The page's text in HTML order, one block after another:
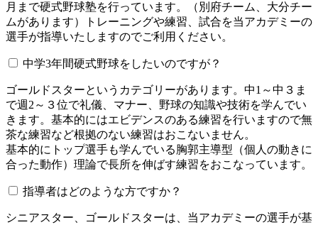
月まで硬式野球塾を行っています。（別府チーム、大分チー
ムがあります）トレーニングや練習、試合を当アカデミーの
選手が指導いたしますのでご利用ください。
中学3年間硬式野球をしたいのですが？
ゴールドスターというカテゴリーがあります。中1～中３ま
で週2～３位で礼儀、マナー、野球の知識や技術を学んでい
きます。基本的にはエビデンスのある練習を行いますので無
茶な練習など根拠のない練習はおこないません。
基本的にトップ選手も学んでいる胸郭主導型（個人の動きに
合った動作）理論で長所を伸ばす練習をおこなっています。
指導者はどのような方ですか？
シニアスター、ゴールドスターは、当アカデミーの選手が基